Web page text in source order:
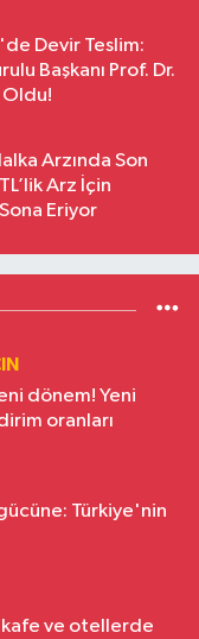
Devir Teslim:
Başkanı Prof. Dr.
Oldu!
Arzında Son
Arz İçin
Eriyor
dönem! Yeni
oranları
Türkiye'nin
ve otellerde